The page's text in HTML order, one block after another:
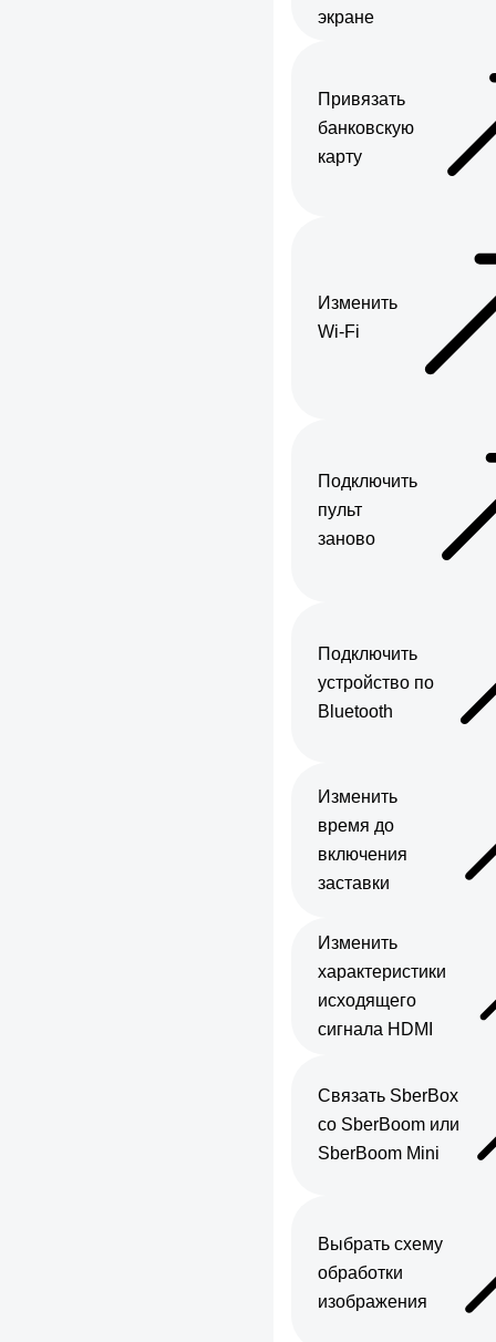
экране
Привязать
банковскую
карту
Изменить
Wi-Fi
Подключить
пульт
заново
Подключить
устройство по
Bluetooth
Изменить
время до
включения
заставки
Изменить
характеристики
исходящего
сигнала HDMI
Связать SberBox
со SberBoom или
SberBoom Mini
Выбрать схему
обработки
изображения